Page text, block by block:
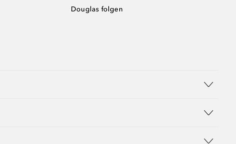
Douglas folgen